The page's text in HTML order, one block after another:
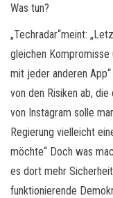
Was tun?
„Techradar“meint:
gleichen
mit jeder anderen
von den Risiken ab,
von Instagram solle
Regierung vielleicht
möchte“ Doch was
es dort mehr
funktionierende